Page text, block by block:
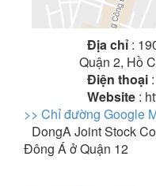
Địa chỉ :
Quận 2, Hồ
Điện thoại
Website :
>> Chỉ đường Google
DongA Joint Stock
Đông Á ở Quận 12